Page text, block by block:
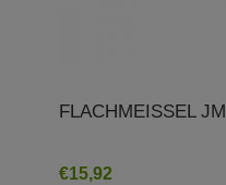
FLACHMEISSEL JMP
€15,92